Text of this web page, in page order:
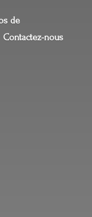
de
Contactez-nous